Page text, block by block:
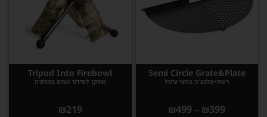
Semi Circle Grate&Plate
רשת+פלנצ'ה בחצי עיגול
₪399
–
₪499
Tripod Into Firebowl
מתקן לסידור עצים במדורה
₪219